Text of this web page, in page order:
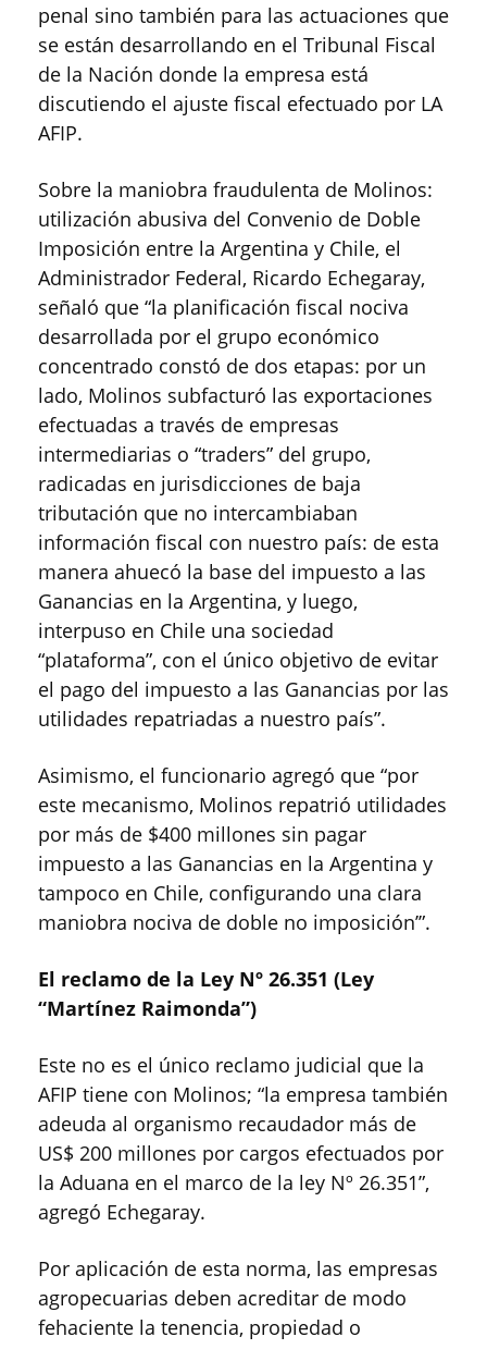
penal sino también para las actuaciones que
se están desarrollando en el Tribunal Fiscal
de la Nación donde la empresa está
discutiendo el ajuste fiscal efectuado por LA
AFIP.
Sobre la maniobra fraudulenta de Molinos:
utilización abusiva del Convenio de Doble
Imposición entre la Argentina y Chile, el
Administrador Federal, Ricardo Echegaray,
señaló que “la planificación fiscal nociva
desarrollada por el grupo económico
concentrado constó de dos etapas: por un
lado, Molinos subfacturó las exportaciones
efectuadas a través de empresas
intermediarias o “traders” del grupo,
radicadas en jurisdicciones de baja
tributación que no intercambiaban
información fiscal con nuestro país: de esta
manera ahuecó la base del impuesto a las
Ganancias en la Argentina, y luego,
interpuso en Chile una sociedad
“plataforma”, con el único objetivo de evitar
el pago del impuesto a las Ganancias por las
utilidades repatriadas a nuestro país”.
Asimismo, el funcionario agregó que “por
este mecanismo, Molinos repatrió utilidades
por más de $400 millones sin pagar
impuesto a las Ganancias en la Argentina y
tampoco en Chile, configurando una clara
maniobra nociva de doble no imposición’”.
El reclamo de la Ley Nº 26.351 (Ley
“Martínez Raimonda”)
Este no es el único reclamo judicial que la
AFIP tiene con Molinos; “la empresa también
adeuda al organismo recaudador más de
US$ 200 millones por cargos efectuados por
la Aduana en el marco de la ley Nº 26.351”,
agregó Echegaray.
Por aplicación de esta norma, las empresas
agropecuarias deben acreditar de modo
fehaciente la tenencia, propiedad o